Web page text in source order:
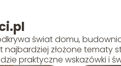
świat domu,
złożone tematy
praktyczne wskazówki i